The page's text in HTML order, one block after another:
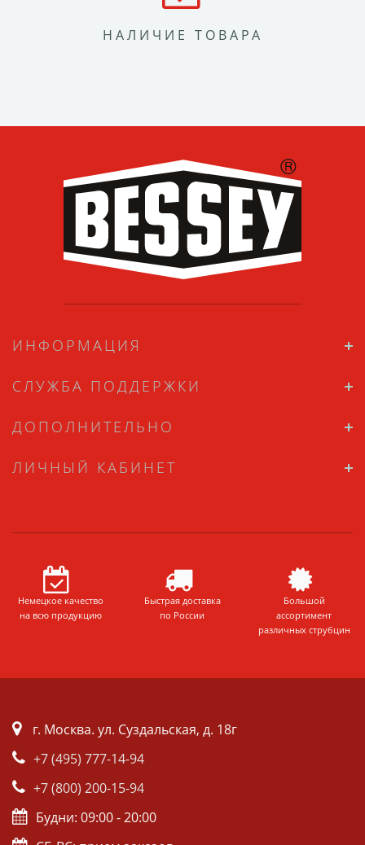
НАЛИЧИЕ ТОВАРА
ИНФОРМАЦИЯ
СЛУЖБА ПОДДЕРЖКИ
ДОПОЛНИТЕЛЬНО
ЛИЧНЫЙ КАБИНЕТ
Немецкое качество
на всю продукцию
Быстрая доставка
по России
Большой
ассортимент
различных струбцин
г. Москва. ул. Суздальская, д. 18г
+7 (495) 777-14-94
+7 (800) 200-15-94
Будни: 09:00 - 20:00